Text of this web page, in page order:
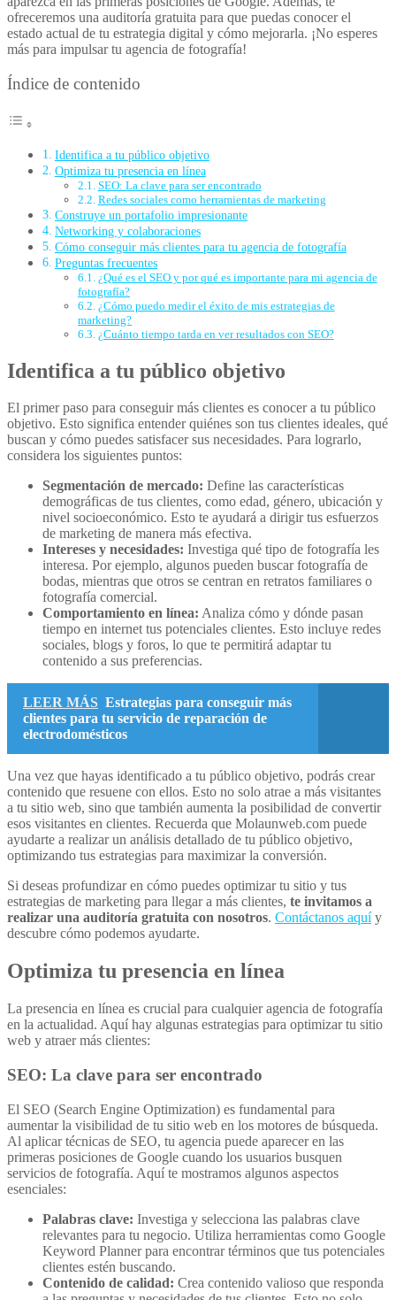
ofreceremos una auditoría gratuita para que puedas conocer el
estado actual de tu estrategia digital y cómo mejorarla. ¡No esperes
más para impulsar tu agencia de fotografía!
Índice de contenido
Identifica a tu público objetivo
Optimiza tu presencia en línea
SEO: La clave para ser encontrado
Redes sociales como herramientas de marketing
Construye un portafolio impresionante
Networking y colaboraciones
Cómo conseguir más clientes para tu agencia de fotografía
Preguntas frecuentes
¿Qué es el SEO y por qué es importante para mi agencia de
fotografía?
¿Cómo puedo medir el éxito de mis estrategias de
marketing?
¿Cuánto tiempo tarda en ver resultados con SEO?
Identifica a tu público objetivo
El primer paso para conseguir más clientes es conocer a tu público
objetivo. Esto significa entender quiénes son tus clientes ideales, qué
buscan y cómo puedes satisfacer sus necesidades. Para lograrlo,
considera los siguientes puntos:
Segmentación de mercado: Define las características
demográficas de tus clientes, como edad, género, ubicación y
nivel socioeconómico. Esto te ayudará a dirigir tus esfuerzos
de marketing de manera más efectiva.
Intereses y necesidades: Investiga qué tipo de fotografía les
interesa. Por ejemplo, algunos pueden buscar fotografía de
bodas, mientras que otros se centran en retratos familiares o
fotografía comercial.
Comportamiento en línea: Analiza cómo y dónde pasan
tiempo en internet tus potenciales clientes. Esto incluye redes
sociales, blogs y foros, lo que te permitirá adaptar tu
contenido a sus preferencias.
LEER MÁS Estrategias para conseguir más
clientes para tu servicio de reparación de
electrodomésticos
Una vez que hayas identificado a tu público objetivo, podrás crear
contenido que resuene con ellos. Esto no solo atrae a más visitantes
a tu sitio web, sino que también aumenta la posibilidad de convertir
esos visitantes en clientes. Recuerda que Molaunweb.com puede
ayudarte a realizar un análisis detallado de tu público objetivo,
optimizando tus estrategias para maximizar la conversión.
Si deseas profundizar en cómo puedes optimizar tu sitio y tus
estrategias de marketing para llegar a más clientes, te invitamos a
realizar una auditoría gratuita con nosotros. Contáctanos aquíy
descubre cómo podemos ayudarte.
Optimiza tu presencia en línea
La presencia en línea es crucial para cualquier agencia de fotografía
en la actualidad. Aquí hay algunas estrategias para optimizar tu sitio
web y atraer más clientes:
SEO: La clave para ser encontrado
El SEO (Search Engine Optimization) es fundamental para
aumentar la visibilidad de tu sitio web en los motores de búsqueda.
Al aplicar técnicas de SEO, tu agencia puede aparecer en las
primeras posiciones de Google cuando los usuarios busquen
servicios de fotografía. Aquí te mostramos algunos aspectos
esenciales:
Palabras clave: Investiga y selecciona las palabras clave
relevantes para tu negocio. Utiliza herramientas como Google
Keyword Planner para encontrar términos que tus potenciales
clientes estén buscando.
Contenido de calidad: Crea contenido valioso que responda